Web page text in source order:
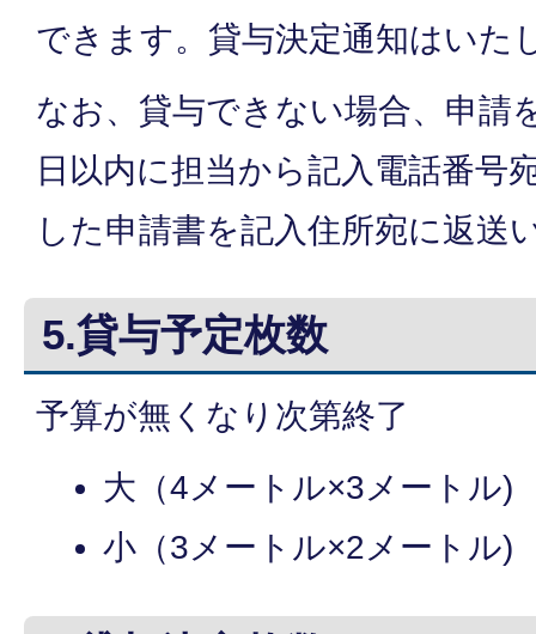
できます。貸与決定通知はいた
なお、貸与できない場合、申請
日以内に担当から記入電話番号
した申請書を記入住所宛に返送
5.貸与予定枚数
予算が無くなり次第終了
大（4メートル×3メートル
小（3メートル×2メートル